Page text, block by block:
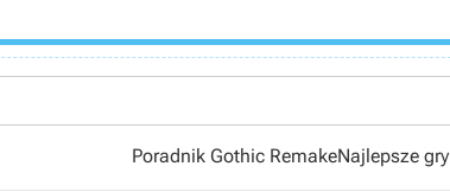
Poradnik Gothic RemakeNajlepsze